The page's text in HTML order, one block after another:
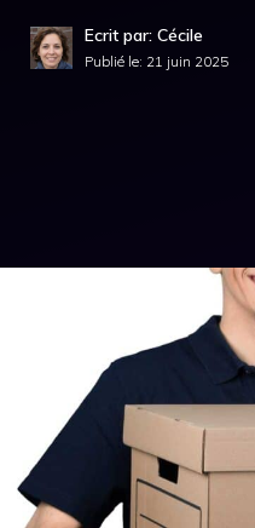
Ecrit par: Cécile
Publié le: 21 juin 2025